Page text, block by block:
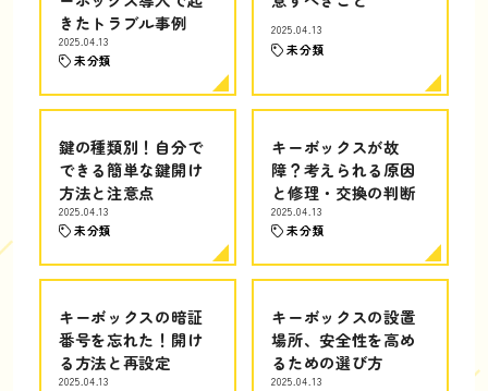
きたトラブル事例
2025.04.13
未分類
2025.04.13
未分類
鍵の種類別！自分で
できる簡単な鍵開け
方法と注意点
2025.04.13
未分類
キーボックスが故
障？考えられる原因
と修理・交換の判断
2025.04.13
未分類
キーボックスの暗証
番号を忘れた！開け
る方法と再設定
2025.04.13
キーボックスの設置
場所、安全性を高め
るための選び方
2025.04.13